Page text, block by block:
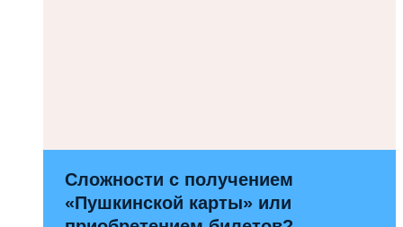
Сложности с получением
«Пушкинской карты» или